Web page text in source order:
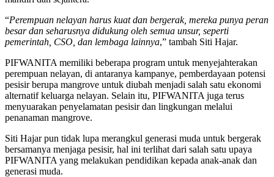
“Perempuan nelayan harus kuat dan bergerak, mereka punya peran
besar dan seharusnya didukung oleh semua unsur, seperti
pemerintah, CSO, dan lembaga lainnya,” tambah Siti Hajar.
PIFWANITA memiliki beberapa program untuk menyejahterakan
perempuan nelayan, di antaranya kampanye, pemberdayaan potensi
pesisir berupa mangrove untuk diubah menjadi salah satu ekonomi
alternatif keluarga nelayan. Selain itu, PIFWANITA juga terus
menyuarakan penyelamatan pesisir dan lingkungan melalui
penanaman mangrove.
Siti Hajar pun tidak lupa merangkul generasi muda untuk bergerak
bersamanya menjaga pesisir, hal ini terlihat dari salah satu upaya
PIFWANITA yang melakukan pendidikan kepada anak-anak dan
generasi muda.